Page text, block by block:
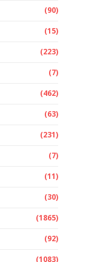
(90)
(15)
(223)
(7)
(462)
(63)
(231)
(7)
(11)
(30)
(1865)
(92)
(1083)